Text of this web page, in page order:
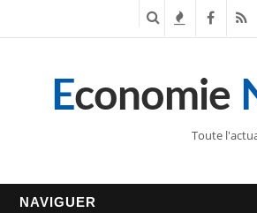
c n
F
c
R
S
Economie
Toute
NAVIGUER